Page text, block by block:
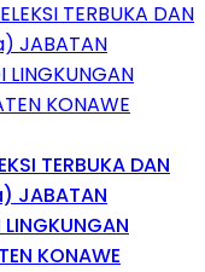
TERBUKA DAN
JABATAN
KONAWE